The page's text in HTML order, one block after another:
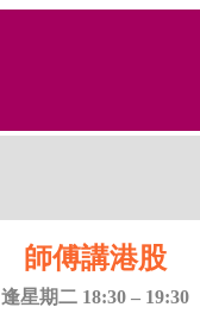
師傅講港股
逢星期二 18:30 – 19:30